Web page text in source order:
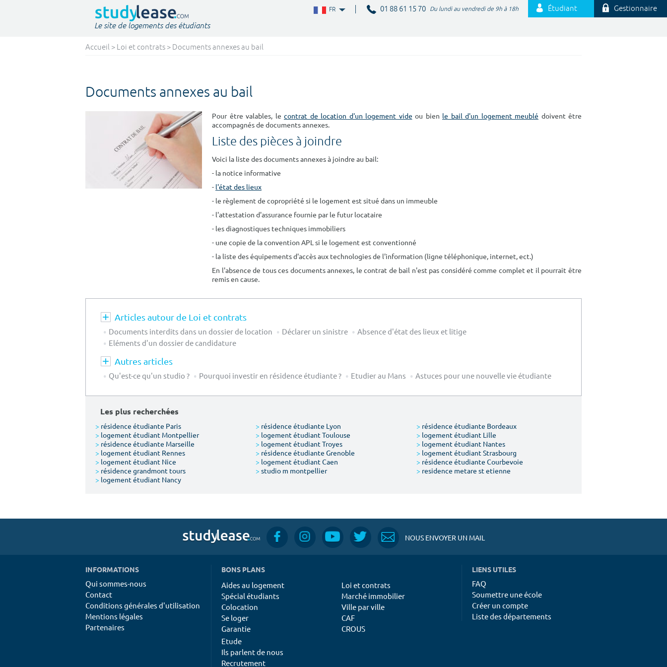
FR 01 88 61 15 70 Du lundi au vendredi de 9h à 18h Étudiant Gestionnaire
Le site de logements des étudiants
Accueil > Loi et contrats > Documents annexes au bail
Documents annexes au bail
Pour être valables, le contrat de location d'un logement vide ou bien le bail d'un logement meublé doivent être
accompagnés de documents annexes.
Liste des pièces à joindre
Voici la liste des documents annexes à joindre au bail:
- la notice informative
- l'état des lieux
- le règlement de copropriété si le logement est situé dans un immeuble
- l'attestation d'assurance fournie par le futur locataire
- les diagnostiques techniques immobiliers
- une copie de la convention APL si le logement est conventionné
- la liste des équipements d'accès aux technologies de l'information (ligne téléphonique, internet, ect.)
En l'absence de tous ces documents annexes, le contrat de bail n'est pas considéré comme complet et il pourrait être
remis en cause.
Articles autour de Loi et contrats
Documents interdits dans un dossier de location Déclarer un sinistre
Absence d'état des lieux et litige
Eléments d'un dossier de candidature
Autres articles
Qu'est-ce qu'un studio ? Pourquoi investir en résidence étudiante ? Etudier au Mans Astuces pour une nouvelle vie étudiante
Les plus recherchées
> résidence étudiante Paris > résidence étudiante Lyon > résidence étudiante Bordeaux
> logement étudiant Montpellier > logement étudiant Toulouse > logement étudiant Lille
> résidence étudiante Marseille > logement étudiant Troyes > logement étudiant Nantes
> logement étudiant Rennes > résidence étudiante Grenoble > logement étudiant Strasbourg
> logement étudiant Nice > logement étudiant Caen > résidence étudiante Courbevoie
> résidence grandmont tours > studio m montpellier > residence metare st etienne
> logement étudiant Nancy
NOUS ENVOYER UN MAIL
INFORMATIONS
Qui sommes-nous
Contact
Conditions générales d'utilisation
Mentions légales
Partenaires
BONS PLANS
Aides au logement
Spécial étudiants
Colocation
Se loger
Garantie
Loi et contrats
Marché immobilier
Ville par ville
CAF
CROUS
Etude
Ils parlent de nous
Recrutement
LIENS UTILES
FAQ
Soumettre une école
Créer un compte
Liste des départements